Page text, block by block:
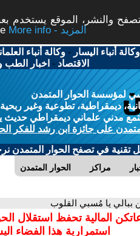
والنشر، الموقع يستخدم
More info - المزيد
وكالة أنباء اليسار -وكالة أنباء
الاقتصاد - اخبار الطب
لمؤسسة الحوار المتمدن
ديمقراطية، تطوعية وغير ربحية
مدني علماني ديمقراطي حديث
على جائزة ابن رشد للفكر
تقنية في تصفح الحوار المتمدن
الحوار المتمدن مراكز
ببالي يا مُسبي القلوب
المالية تحفظ استقلال
استمرارية هذا الفضاء